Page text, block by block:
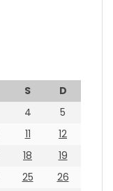
S
D
4
5
11
12
18
19
25
26